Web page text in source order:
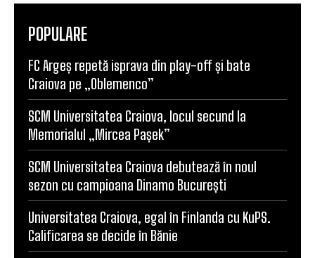
POPULARE
FC Argeș repetă isprava din play-off și bate
Craiova pe „Oblemenco”
SCM Universitatea Craiova, locul secund la
Memorialul „Mircea Pașek”
SCM Universitatea Craiova debutează în noul
sezon cu campioana Dinamo București
Universitatea Craiova, egal în Finlanda cu KuPS.
Calificarea se decide în Bănie